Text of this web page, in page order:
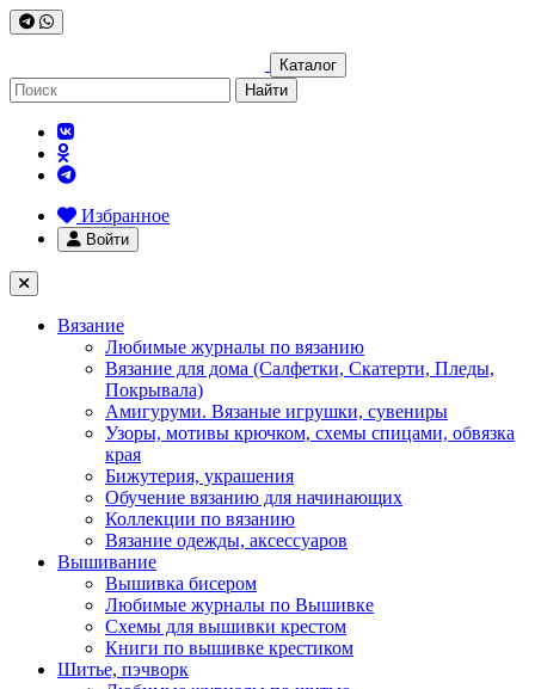
Каталог
Найти
Избранное
Войти
Вязание
Любимые журналы по вязанию
Вязание для дома (Салфетки, Скатерти, Пледы,
Покрывала)
Амигуруми. Вязаные игрушки, сувениры
Узоры, мотивы крючком, схемы спицами, обвязка
края
Бижутерия, украшения
Обучение вязанию для начинающих
Коллекции по вязанию
Вязание одежды, аксессуаров
Вышивание
Вышивка бисером
Любимые журналы по Вышивке
Схемы для вышивки крестом
Книги по вышивке крестиком
Шитье, пэчворк